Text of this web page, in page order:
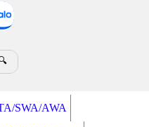
SWA/AWA